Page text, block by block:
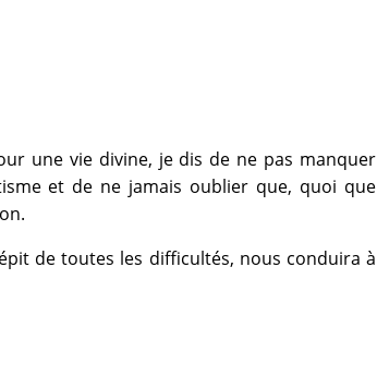
une vie divine, je dis de ne pas manquer
et de ne jamais oublier que, quoi que
de toutes les difficultés, nous conduira à